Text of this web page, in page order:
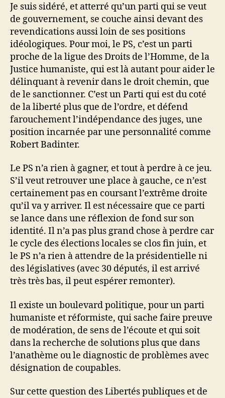
Je suis sidéré, et atterré qu’un parti qui se veut
de gouvernement, se couche ainsi devant des
revendications aussi loin de ses positions
idéologiques. Pour moi, le PS, c’est un parti
proche de la ligue des Droits de l’Homme, de la
Justice humaniste, qui est là autant pour aider le
délinquant à revenir dans le droit chemin, que
de le sanctionner. C’est un Parti qui est du coté
de la liberté plus que de l’ordre, et défend
farouchement l’indépendance des juges, une
position incarnée par une personnalité comme
Robert Badinter.
Le PS n’a rien à gagner, et tout à perdre à ce jeu.
S’il veut retrouver une place à gauche, ce n’est
certainement pas en coursant l’extrême droite
qu’il va y arriver. Il est nécessaire que ce parti
se lance dans une réflexion de fond sur son
identité. Il n’a pas plus grand chose à perdre car
le cycle des élections locales se clos fin juin, et
le PS n’a rien à attendre de la présidentielle ni
des législatives (avec 30 députés, il est arrivé
très très bas, il peut espérer remonter).
Il existe un boulevard politique, pour un parti
humaniste et réformiste, qui sache faire preuve
de modération, de sens de l’écoute et qui soit
dans la recherche de solutions plus que dans
l’anathème ou le diagnostic de problèmes avec
désignation de coupables.
Sur cette question des Libertés publiques et de